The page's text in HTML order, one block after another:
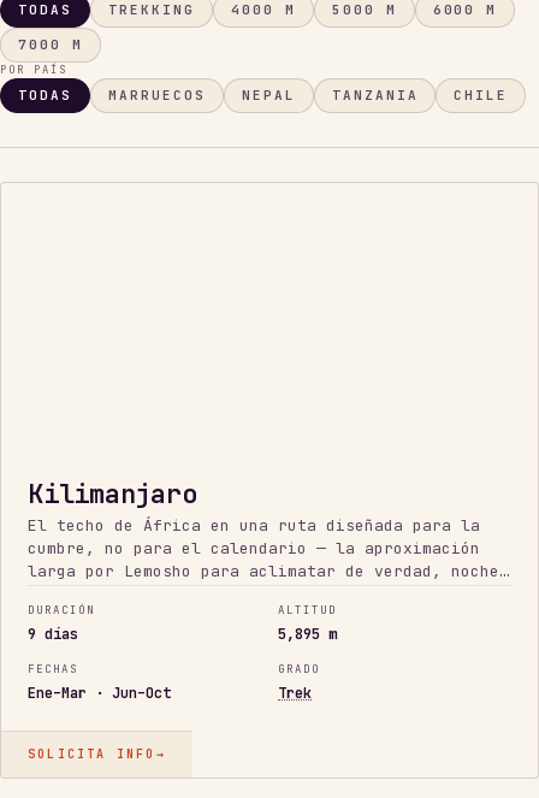
TODAS TREKKING 4000 M 5000 M 6000 M
7000 M
POR PAÍS
TODAS MARRUECOS NEPAL TANZANIA CHILE
Kilimanjaro
El techo de África en una ruta diseñada para la
cumbre, no para el calendario — la aproximación
larga por Lemosho para aclimatar de verdad, noches
parar en la noche de cumbre. Terreno no técnico,
altitud seria.
DURACIÓN
9 días
ALTITUD
5,895 m
FECHAS
Ene–Mar · Jun–Oct
GRADO
Trek
SOLICITA INFO →